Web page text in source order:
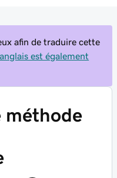
afin de traduire cette
est également
méthode